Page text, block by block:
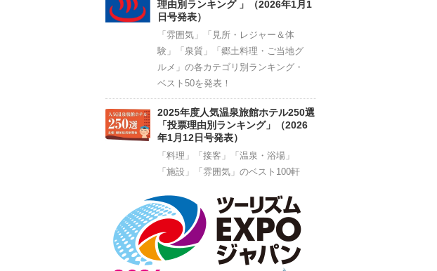
理由別ランキング 」（2026年1月1
日号発表）
「雰囲気」「見所・レジャー＆体
験」「泉質」「郷土料理・ご当地グ
ルメ」の各カテゴリ別ランキング・
ベスト50を発表！
2025年度人気温泉旅館ホテル250選
「投票理由別ランキング」（2026
年1月12日号発表）
「料理」「接客」「温泉・浴場」
「施設」「雰囲気」のベスト100軒